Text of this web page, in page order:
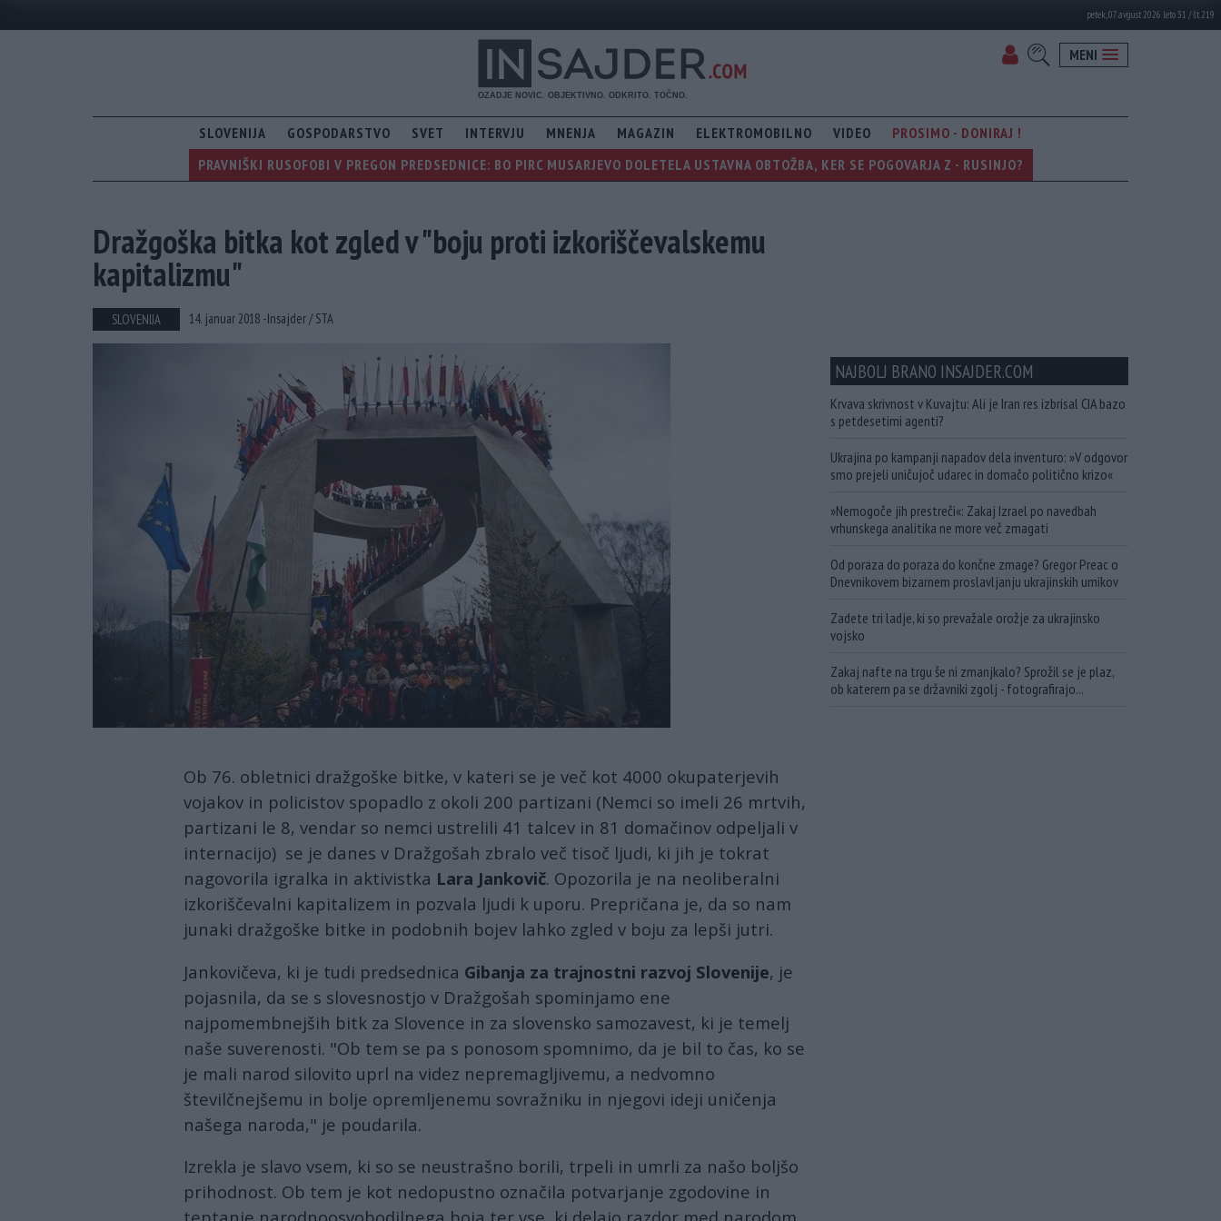
petek, 07. avgust 2026 leto 31 / št. 219
MENI
SLOVENIJA GOSPODARSTVO SVET INTERVJU MNENJA MAGAZIN ELEKTROMOBILNO VIDEO
PROSIMO - DONIRAJ !
PRAVNIŠKI RUSOFOBI V PREGON PREDSEDNICE: BO PIRC MUSARJEVO DOLETELA USTAVNA OBTOŽBA, KER SE POGOVARJA Z - RUSINJO?
Dražgoška bitka kot zgled v "boju proti izkoriščevalskemu
kapitalizmu"
SLOVENIJA 14. januar 2018 -Insajder /STA
Ob 76. obletnici dražgoške bitke, v kateri se je več kot 4000 okupaterjevih
vojakov in policistov spopadlo z okoli 200 partizani (Nemci so imeli 26 mrtvih,
partizani le 8, vendar so nemci ustrelili 41 talcev in 81 domačinov odpeljali v
internacijo) se je danes v Dražgošah zbralo več tisoč ljudi, ki jih je tokrat
nagovorila igralka in aktivistka Lara Jankovič. Opozorila je na neoliberalni
izkoriščevalni kapitalizem in pozvala ljudi k uporu. Prepričana je, da so nam
junaki dražgoške bitke in podobnih bojev lahko zgled v boju za lepši jutri.
Jankovičeva, ki je tudi predsednica Gibanja za trajnostni razvoj Slovenije, je
pojasnila, da se s slovesnostjo v Dražgošah spominjamo ene
najpomembnejših bitk za Slovence in za slovensko samozavest, ki je temelj
naše suverenosti. "Ob tem se pa s ponosom spomnimo, da je bil to čas, ko se
je mali narod silovito uprl na videz nepremagljivemu, a nedvomno
številčnejšemu in bolje opremljenemu sovražniku in njegovi ideji uničenja
našega naroda," je poudarila.
Izrekla je slavo vsem, ki so se neustrašno borili, trpeli in umrli za našo boljšo
prihodnost. Ob tem je kot nedopustno označila potvarjanje zgodovine in
NAJBOLJ BRANO INSAJDER.COM
Krvava skrivnost v Kuvajtu: Ali je Iran res izbrisal CIA bazo
s petdesetimi agenti?
Ukrajina po kampanji napadov dela inventuro: »V odgovor
smo prejeli uničujoč udarec in domačo politično krizo«
»Nemogoče jih prestreči«: Zakaj Izrael po navedbah
vrhunskega analitika ne more več zmagati
Od poraza do poraza do končne zmage? Gregor Preac o
Dnevnikovem bizarnem proslavljanju ukrajinskih umikov
Zadete tri ladje, ki so prevažale orožje za ukrajinsko
vojsko
Zakaj nafte na trgu še ni zmanjkalo? Sprožil se je plaz,
ob katerem pa se državniki zgolj - fotografirajo...